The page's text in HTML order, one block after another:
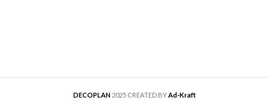
DECOPLAN 2025 CREATED BYAd-Kraft